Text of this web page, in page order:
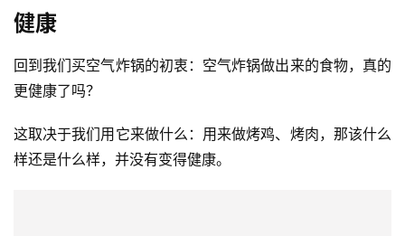
健康
回到我们买空气炸锅的初衷：空气炸锅做出来的食物，真的
更健康了吗？
这取决于我们用它来做什么：用来做烤鸡、烤肉，那该什么
样还是什么样，并没有变得健康。